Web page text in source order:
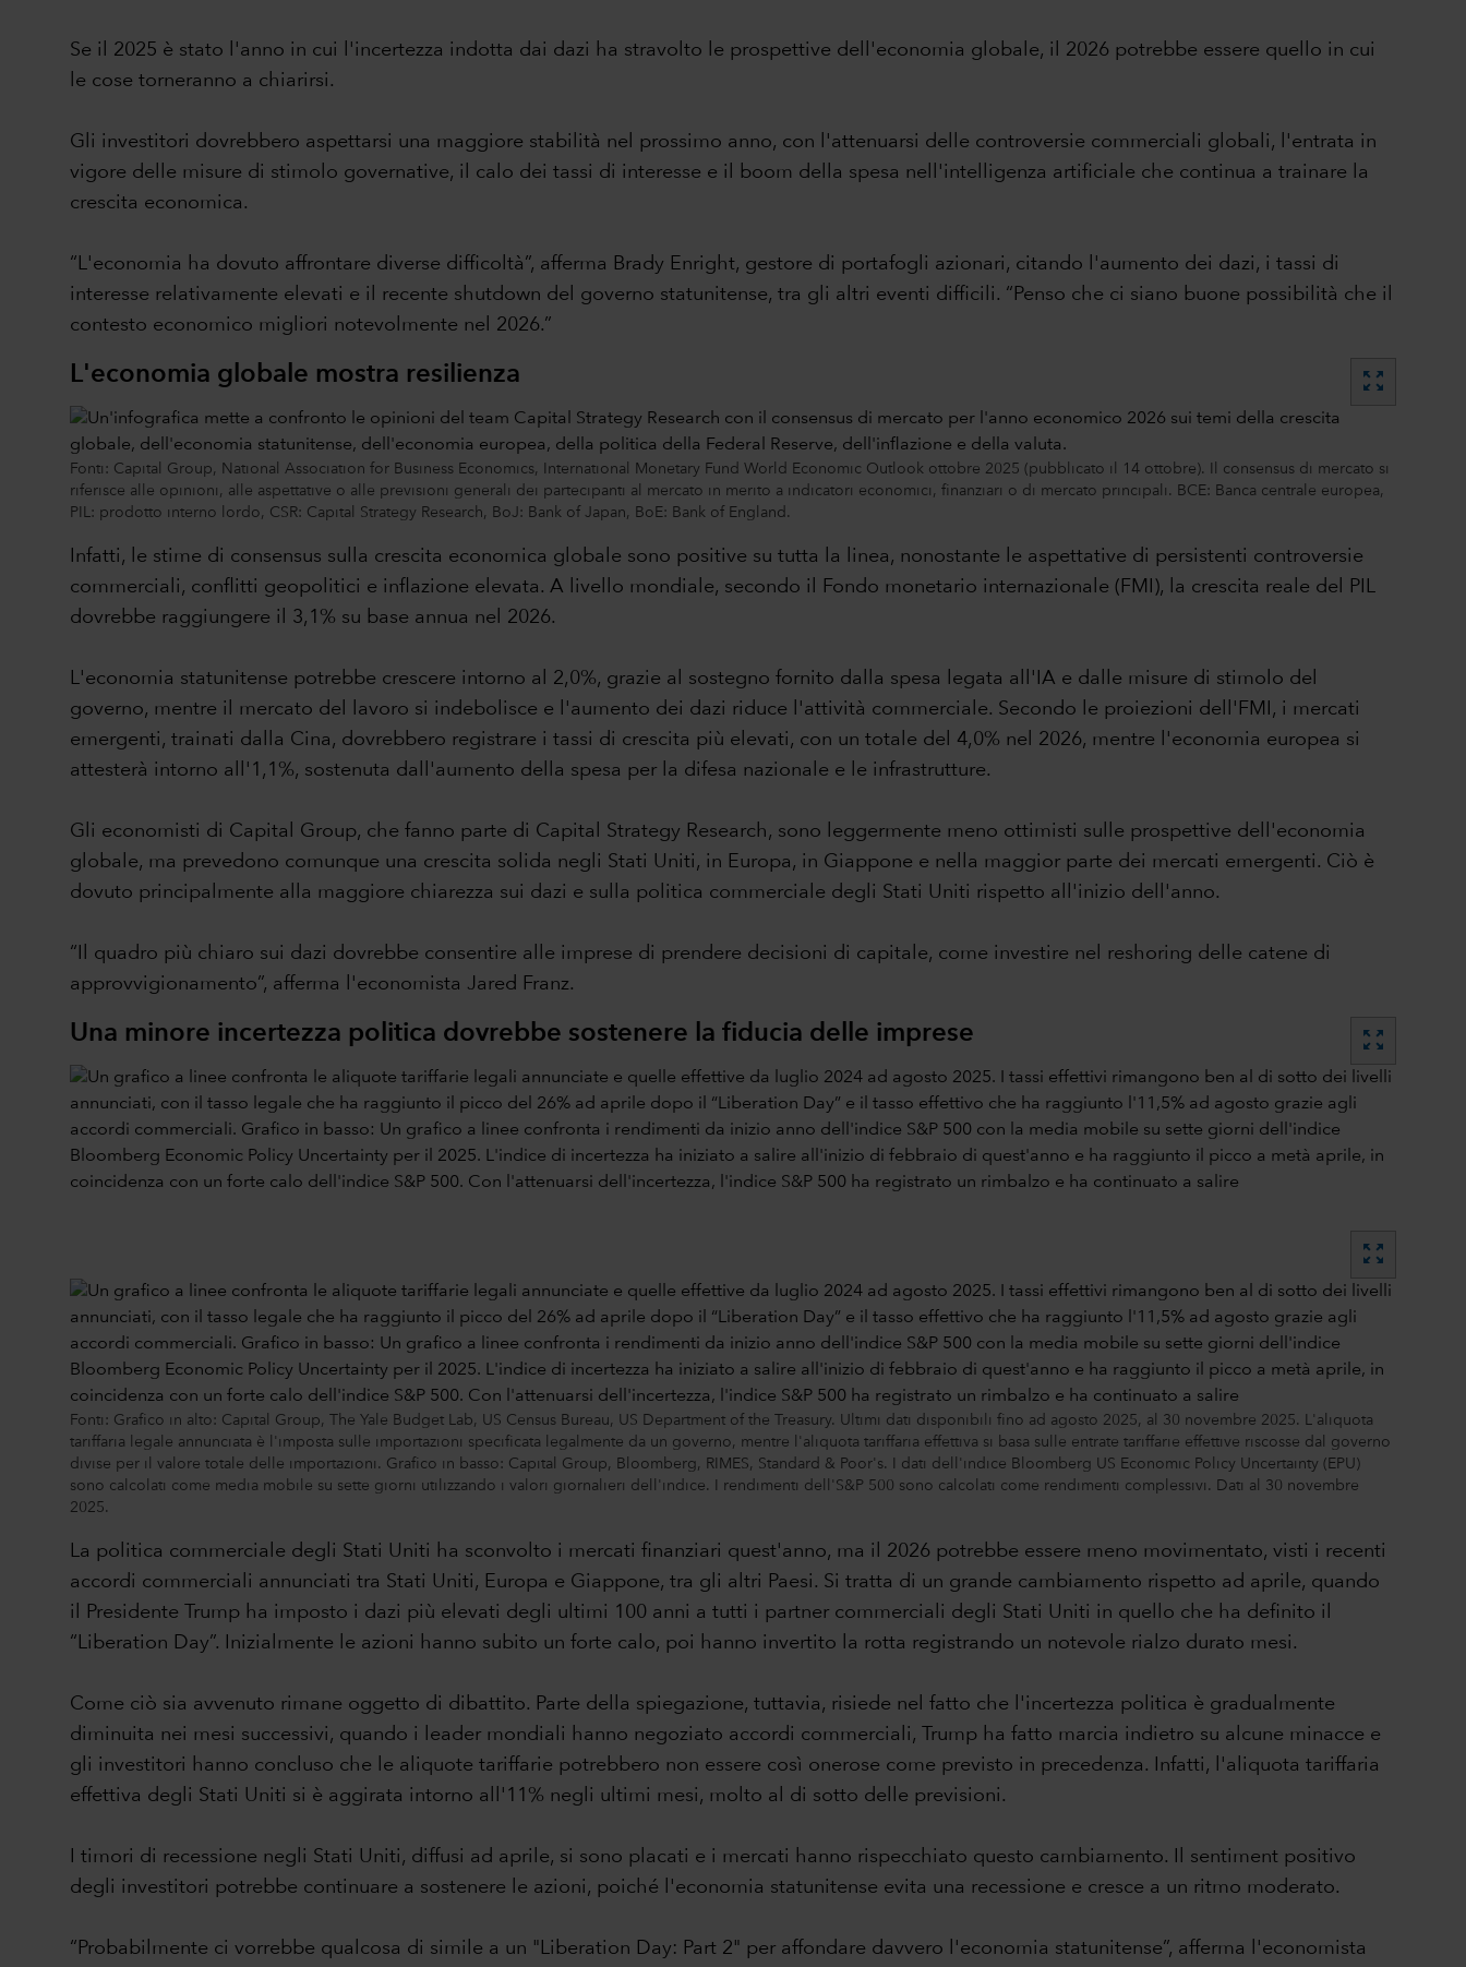
Se il 2025 è stato l'anno in cui l'incertezza indotta dai dazi ha stravolto le prospettive dell'economia globale, il 2026 potrebbe essere quello in cui
le cose torneranno a chiarirsi.
Gli investitori dovrebbero aspettarsi una maggiore stabilità nel prossimo anno, con l'attenuarsi delle controversie commerciali globali, l'entrata in
vigore delle misure di stimolo governative, il calo dei tassi di interesse e il boom della spesa nell'intelligenza artificiale che continua a trainare la
crescita economica.
“L'economia ha dovuto affrontare diverse difficoltà”, afferma Brady Enright, gestore di portafogli azionari, citando l'aumento dei dazi, i tassi di
interesse relativamente elevati e il recente shutdown del governo statunitense, tra gli altri eventi difficili. “Penso che ci siano buone possibilità che il
contesto economico migliori notevolmente nel 2026.”
L'economia globale mostra resilienza zoom_out_map
Fonti: Capital Group, National Association for Business Economics, International Monetary Fund World Economic Outlook ottobre 2025 (pubblicato il 14 ottobre). Il consensus di mercato si
riferisce alle opinioni, alle aspettative o alle previsioni generali dei partecipanti al mercato in merito a indicatori economici, finanziari o di mercato principali. BCE: Banca centrale europea,
PIL: prodotto interno lordo, CSR: Capital Strategy Research, BoJ: Bank of Japan, BoE: Bank of England.
Infatti, le stime di consensus sulla crescita economica globale sono positive su tutta la linea, nonostante le aspettative di persistenti controversie
commerciali, conflitti geopolitici e inflazione elevata. A livello mondiale, secondo il Fondo monetario internazionale (FMI), la crescita reale del PIL
dovrebbe raggiungere il 3,1% su base annua nel 2026.
L'economia statunitense potrebbe crescere intorno al 2,0%, grazie al sostegno fornito dalla spesa legata all'IA e dalle misure di stimolo del
governo, mentre il mercato del lavoro si indebolisce e l'aumento dei dazi riduce l'attività commerciale. Secondo le proiezioni dell'FMI, i mercati
emergenti, trainati dalla Cina, dovrebbero registrare i tassi di crescita più elevati, con un totale del 4,0% nel 2026, mentre l'economia europea si
attesterà intorno all'1,1%, sostenuta dall'aumento della spesa per la difesa nazionale e le infrastrutture.
Gli economisti di Capital Group, che fanno parte di Capital Strategy Research, sono leggermente meno ottimisti sulle prospettive dell'economia
globale, ma prevedono comunque una crescita solida negli Stati Uniti, in Europa, in Giappone e nella maggior parte dei mercati emergenti. Ciò è
dovuto principalmente alla maggiore chiarezza sui dazi e sulla politica commerciale degli Stati Uniti rispetto all'inizio dell'anno.
“Il quadro più chiaro sui dazi dovrebbe consentire alle imprese di prendere decisioni di capitale, come investire nel reshoring delle catene di
approvvigionamento”, afferma l'economista Jared Franz.
Una minore incertezza politica dovrebbe sostenere la fiducia delle imprese zoom_out_map
zoom_out_map
Fonti: Grafico in alto: Capital Group, The Yale Budget Lab, US Census Bureau, US Department of the Treasury. Ultimi dati disponibili fino ad agosto 2025, al 30 novembre 2025. L'aliquota
tariffaria legale annunciata è l'imposta sulle importazioni specificata legalmente da un governo, mentre l'aliquota tariffaria effettiva si basa sulle entrate tariffarie effettive riscosse dal governo
divise per il valore totale delle importazioni. Grafico in basso: Capital Group, Bloomberg, RIMES, Standard & Poor's. I dati dell'indice Bloomberg US Economic Policy Uncertainty (EPU)
sono calcolati come media mobile su sette giorni utilizzando i valori giornalieri dell'indice. I rendimenti dell'S&P 500 sono calcolati come rendimenti complessivi. Dati al 30 novembre
2025.
La politica commerciale degli Stati Uniti ha sconvolto i mercati finanziari quest'anno, ma il 2026 potrebbe essere meno movimentato, visti i recenti
accordi commerciali annunciati tra Stati Uniti, Europa e Giappone, tra gli altri Paesi. Si tratta di un grande cambiamento rispetto ad aprile, quando
il Presidente Trump ha imposto i dazi più elevati degli ultimi 100 anni a tutti i partner commerciali degli Stati Uniti in quello che ha definito il
“Liberation Day”. Inizialmente le azioni hanno subito un forte calo, poi hanno invertito la rotta registrando un notevole rialzo durato mesi.
Come ciò sia avvenuto rimane oggetto di dibattito. Parte della spiegazione, tuttavia, risiede nel fatto che l'incertezza politica è gradualmente
diminuita nei mesi successivi, quando i leader mondiali hanno negoziato accordi commerciali, Trump ha fatto marcia indietro su alcune minacce e
gli investitori hanno concluso che le aliquote tariffarie potrebbero non essere così onerose come previsto in precedenza. Infatti, l'aliquota tariffaria
effettiva degli Stati Uniti si è aggirata intorno all'11% negli ultimi mesi, molto al di sotto delle previsioni.
I timori di recessione negli Stati Uniti, diffusi ad aprile, si sono placati e i mercati hanno rispecchiato questo cambiamento. Il sentiment positivo
degli investitori potrebbe continuare a sostenere le azioni, poiché l'economia statunitense evita una recessione e cresce a un ritmo moderato.
“Probabilmente ci vorrebbe qualcosa di simile a un "Liberation Day: Part 2" per affondare davvero l'economia statunitense”, afferma l'economista